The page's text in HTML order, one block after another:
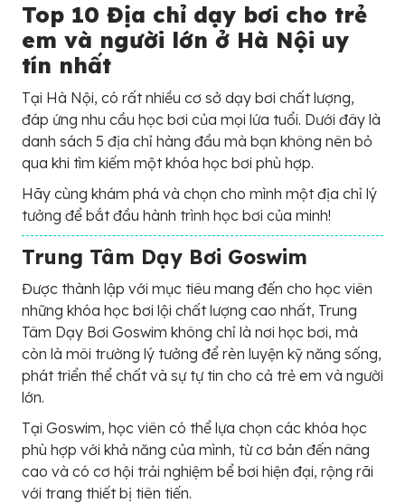
Top 10 Địa chỉ dạy bơi cho trẻ
em và người lớn ở Hà Nội uy
tín nhất
Tại Hà Nội, có rất nhiều cơ sở dạy bơi chất lượng,
đáp ứng nhu cầu học bơi của mọi lứa tuổi. Dưới đây là
danh sách 5 địa chỉ hàng đầu mà bạn không nên bỏ
qua khi tìm kiếm một khóa học bơi phù hợp.
Hãy cùng khám phá và chọn cho mình một địa chỉ lý
tưởng để bắt đầu hành trình học bơi của minh!
Trung Tâm Dạy Bơi Goswim
Được thành lập với mục tiêu mang đến cho học viên
những khóa học bơi lội chất lượng cao nhất, Trung
Tâm Dạy Bơi Goswim không chỉ là nơi học bơi, mà
còn là môi trường lý tưởng để rèn luyện kỹ năng sống,
phát triển thể chất và sự tự tin cho cả trẻ em và người
lớn.
Tại Goswim, học viên có thể lựa chọn các khóa học
phù hợp với khả năng của mình, từ cơ bản đến nâng
cao và có cơ hội trải nghiệm bể bơi hiện đại, rộng rãi
với trang thiết bị tiên tiến.